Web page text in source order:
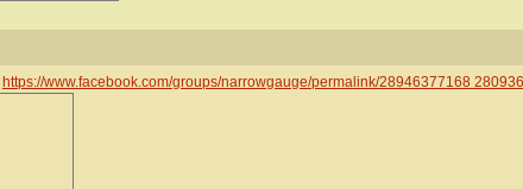
https://www.facebook.com/groups/narrowgauge/permalink/28946377168